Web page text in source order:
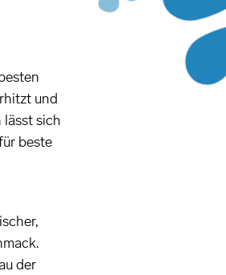
und
sich
beste
der